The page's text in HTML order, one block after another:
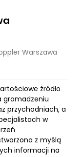
Warszawa
źródło
gromadzeniu
przychodniach, a
w
z myślą
informacji na